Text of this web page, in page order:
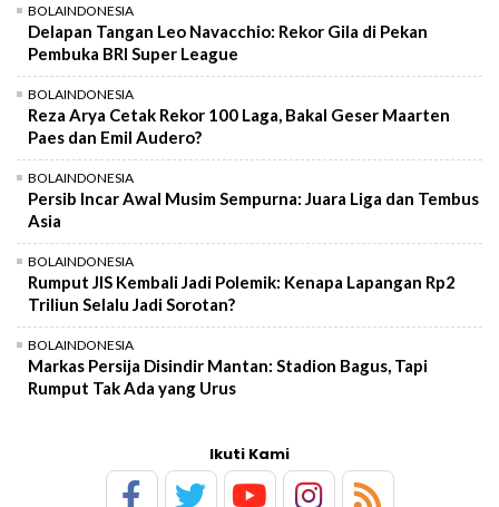
BOLAINDONESIA
Delapan Tangan Leo Navacchio: Rekor Gila di Pekan
Pembuka BRI Super League
BOLAINDONESIA
Reza Arya Cetak Rekor 100 Laga, Bakal Geser Maarten
Paes dan Emil Audero?
BOLAINDONESIA
Persib Incar Awal Musim Sempurna: Juara Liga dan Tembus
Asia
BOLAINDONESIA
Rumput JIS Kembali Jadi Polemik: Kenapa Lapangan Rp2
Triliun Selalu Jadi Sorotan?
BOLAINDONESIA
Markas Persija Disindir Mantan: Stadion Bagus, Tapi
Rumput Tak Ada yang Urus
Ikuti Kami